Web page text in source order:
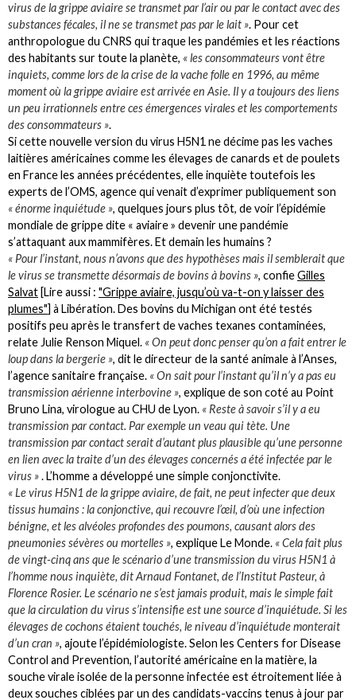
virus de la grippe aviaire se transmet par l’air ou par le contact avec des
substances fécales, il ne se transmet pas par le lait ». Pour cet
anthropologue du CNRS qui traque les pandémies et les réactions
des habitants sur toute la planète, « les consommateurs vont être
inquiets, comme lors de la crise de la vache folle en 1996, au même
moment où la grippe aviaire est arrivée en Asie. Il y a toujours des liens
un peu irrationnels entre ces émergences virales et les comportements
des consommateurs ».
Si cette nouvelle version du virus H5N1 ne décime pas les vaches
laitières américaines comme les élevages de canards et de poulets
en France les années précédentes, elle inquiète toutefois les
experts de l’OMS, agence qui venait d’exprimer publiquement son
« énorme inquiétude », quelques jours plus tôt, de voir l’épidémie
mondiale de grippe dite « aviaire » devenir une pandémie
s’attaquant aux mammifères. Et demain les humains ?
« Pour l’instant, nous n’avons que des hypothèses mais il semblerait que
le virus se transmette désormais de bovins à bovins », confieGilles
Salvat [Lire aussi : "Grippe aviaire, jusqu’où va-t-on y laisser des
plumes"] à Libération. Des bovins du Michigan ont été testés
positifs peu après le transfert de vaches texanes contaminées,
relate Julie Renson Miquel. « On peut donc penser qu’on a fait entrer le
loup dans la bergerie », dit le directeur de la santé animale à l’Anses,
l’agence sanitaire française. « On sait pour l’instant qu’il n’y a pas eu
transmission aérienne interbovine », explique de son coté au Point
Bruno Lina, virologue au CHU de Lyon. « Reste à savoir s’il y a eu
transmission par contact. Par exemple un veau qui tète. Une
transmission par contact serait d’autant plus plausible qu’une personne
en lien avec la traite d’un des élevages concernés a été infectée par le
virus ». L’homme a développé une simple conjonctivite.
« Le virus H5N1 de la grippe aviaire, de fait, ne peut infecter que deux
tissus humains : la conjonctive, qui recouvre l’œil, d’où une infection
bénigne, et les alvéoles profondes des poumons, causant alors des
pneumonies sévères ou mortelles », explique Le Monde. « Cela fait plus
de vingt-cinq ans que le scénario d’une transmission du virus H5N1 à
l’homme nous inquiète, dit Arnaud Fontanet, de l’Institut Pasteur, à
Florence Rosier. Le scénario ne s’est jamais produit, mais le simple fait
que la circulation du virus s’intensifie est une source d’inquiétude. Si les
élevages de cochons étaient touchés, le niveau d’inquiétude monterait
d’un cran », ajoute l’épidémiologiste. Selon les Centers for Disease
Control and Prevention, l’autorité américaine en la matière, la
souche virale isolée de la personne infectée est étroitement liée à
deux souches ciblées par un des candidats-vaccins tenus à jour par